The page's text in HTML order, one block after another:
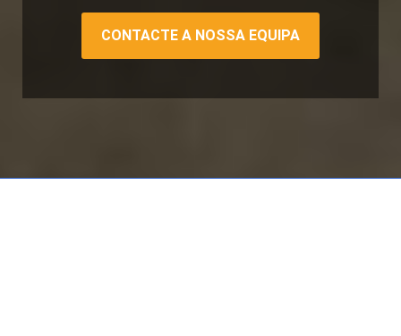
CONTACTE A NOSSA EQUIPA